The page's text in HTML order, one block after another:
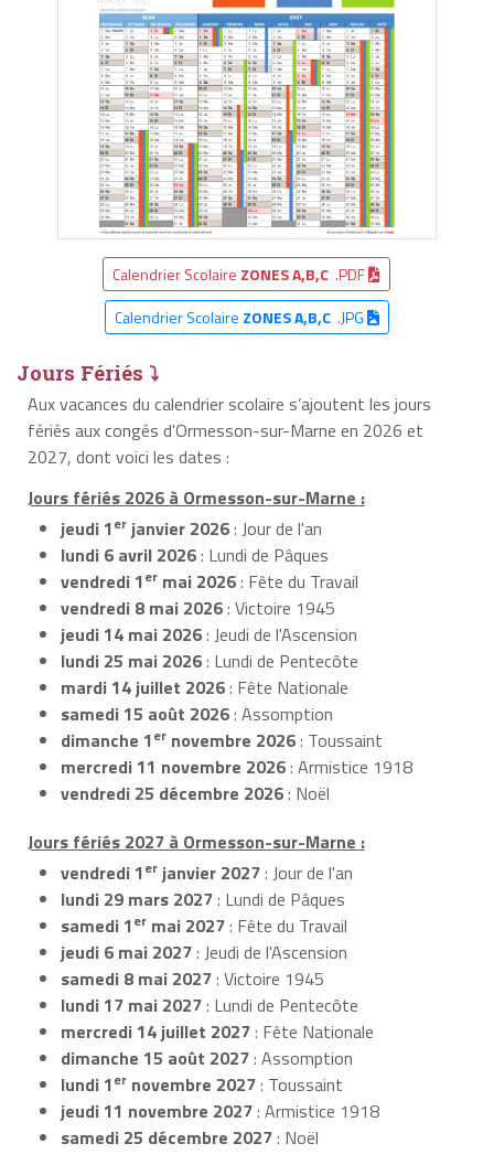
Calendrier Scolaire ZONES A,B,C .PDF
Calendrier Scolaire ZONES A,B,C.JPG
Jours Fériés ⤵
Aux vacances du calendrier scolaire s’ajoutent les jours
fériés aux congés d'Ormesson-sur-Marne en 2026 et
2027, dont voici les dates :
Jours fériés 2026 à Ormesson-sur-Marne :
jeudi 1er janvier 2026: Jour de l'an
lundi 6 avril 2026: Lundi de Pâques
vendredi 1er mai 2026: Fête du Travail
vendredi 8 mai 2026: Victoire 1945
jeudi 14 mai 2026: Jeudi de l'Ascension
lundi 25 mai 2026: Lundi de Pentecôte
mardi 14 juillet 2026: Fête Nationale
samedi 15 août 2026: Assomption
dimanche 1er novembre 2026: Toussaint
mercredi 11 novembre 2026: Armistice 1918
vendredi 25 décembre 2026: Noël
Jours fériés 2027 à Ormesson-sur-Marne :
vendredi 1er janvier 2027: Jour de l'an
lundi 29 mars 2027: Lundi de Pâques
samedi 1er mai 2027: Fête du Travail
jeudi 6 mai 2027: Jeudi de l'Ascension
samedi 8 mai 2027: Victoire 1945
lundi 17 mai 2027: Lundi de Pentecôte
mercredi 14 juillet 2027: Fête Nationale
dimanche 15 août 2027: Assomption
lundi 1er novembre 2027: Toussaint
jeudi 11 novembre 2027: Armistice 1918
samedi 25 décembre 2027: Noël